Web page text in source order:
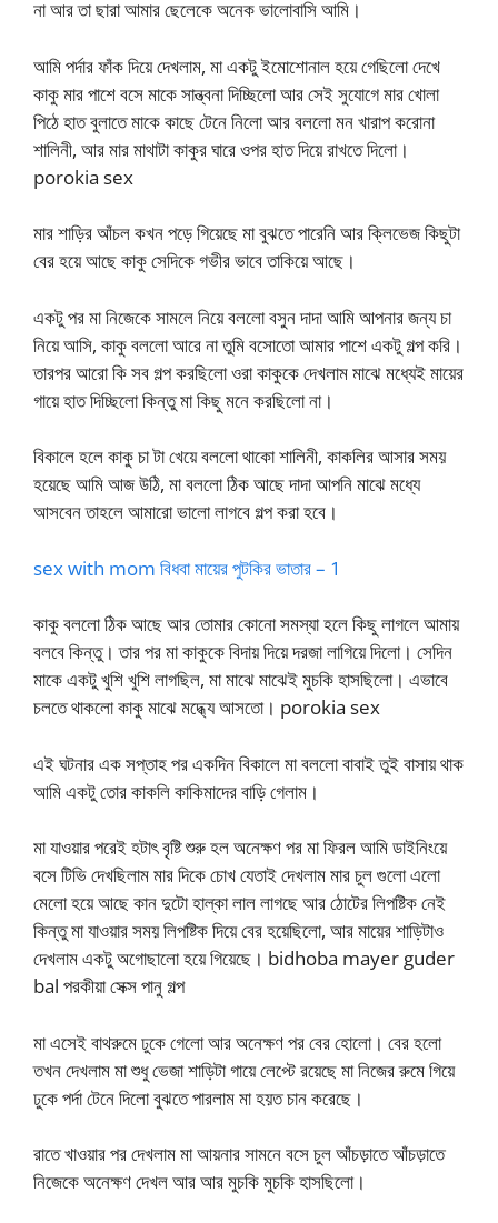
না আর তা ছারা আমার ছেলেকে অনেক ভালোবাসি আমি।
আমি পর্দার ফাঁক দিয়ে দেখলাম, মা একটু ইমোশোনাল হয়ে গেছিলো দেখে
কাকু মার পাশে বসে মাকে সান্ত্বনা দিচ্ছিলো আর সেই সুযোগে মার খোলা
পিঠে হাত বুলাতে মাকে কাছে টেনে নিলো আর বললো মন খারাপ করোনা
শালিনী, আর মার মাথাটা কাকুর ঘারে ওপর হাত দিয়ে রাখতে দিলো।
porokia sex
মার শাড়ির আঁচল কখন পড়ে গিয়েছে মা বুঝতে পারেনি আর ক্লিভেজ কিছুটা
বের হয়ে আছে কাকু সেদিকে গভীর ভাবে তাকিয়ে আছে।
একটু পর মা নিজেকে সামলে নিয়ে বললো বসুন দাদা আমি আপনার জন্য চা
নিয়ে আসি, কাকু বললো আরে না তুমি বসোতো আমার পাশে একটু গল্প করি।
তারপর আরো কি সব গল্প করছিলো ওরা কাকুকে দেখলাম মাঝে মধ্যেই মায়ের
গায়ে হাত দিচ্ছিলো কিন্তু মা কিছু মনে করছিলো না।
বিকালে হলে কাকু চা টা খেয়ে বললো থাকো শালিনী, কাকলির আসার সময়
হয়েছে আমি আজ উঠি, মা বললো ঠিক আছে দাদা আপনি মাঝে মধ্যে
আসবেন তাহলে আমারো ভালো লাগবে গল্প করা হবে।
sex with mom বিধবা মায়ের পুটকির ভাতার – 1
কাকু বললো ঠিক আছে আর তোমার কোনো সমস্যা হলে কিছু লাগলে আমায়
বলবে কিন্তু। তার পর মা কাকুকে বিদায় দিয়ে দরজা লাগিয়ে দিলো। সেদিন
মাকে একটু খুশি খুশি লাগছিল, মা মাঝে মাঝেই মুচকি হাসছিলো। এভাবে
চলতে থাকলো কাকু মাঝে মদ্ধ্যে আসতো। porokia sex
এই ঘটনার এক সপ্তাহ পর একদিন বিকালে মা বললো বাবাই তুই বাসায় থাক
আমি একটু তোর কাকলি কাকিমাদের বাড়ি গেলাম।
মা যাওয়ার পরেই হটাৎ বৃষ্টি শুরু হল অনেক্ষণ পর মা ফিরল আমি ডাইনিংয়ে
বসে টিভি দেখছিলাম মার দিকে চোখ যেতাই দেখলাম মার চুল গুলো এলো
মেলো হয়ে আছে কান দুটো হাল্কা লাল লাগছে আর ঠোটের লিপষ্টিক নেই
কিন্তু মা যাওয়ার সময় লিপষ্টিক দিয়ে বের হয়েছিলো, আর মায়ের শাড়িটাও
দেখলাম একটু অগোছালো হয়ে গিয়েছে। bidhoba mayer guder
bal পরকীয়া সেক্স পানু গল্প
মা এসেই বাথরুমে ঢুকে গেলো আর অনেক্ষণ পর বের হোলো। বের হলো
তখন দেখলাম মা শুধু ভেজা শাড়িটা গায়ে লেপ্টে রয়েছে মা নিজের রুমে গিয়ে
ঢুকে পর্দা টেনে দিলো বুঝতে পারলাম মা হয়ত চান করেছে।
রাতে খাওয়ার পর দেখলাম মা আয়নার সামনে বসে চুল আঁচড়াতে আঁচড়াতে
নিজেকে অনেক্ষণ দেখল আর আর মুচকি মুচকি হাসছিলো।